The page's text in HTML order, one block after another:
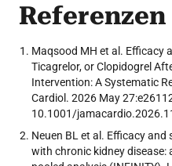
Referenzen
Maqsood MH et al. Efficacy
Ticagrelor, or Clopidogrel
Intervention: A Systematic
Cardiol. 2026 May
10.1001/
Neuen BL et al. Efficacy
with chronic kidney